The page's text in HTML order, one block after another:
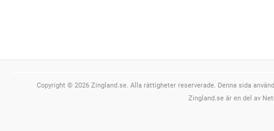
Copyright © 2026 Zingland.se. Alla rättigheter reserverade. Denna sida
Zingland.se är en del av